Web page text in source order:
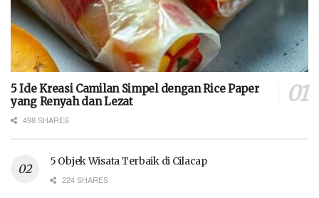
5 Ide Kreasi Camilan Simpel dengan Rice Paper
yang Renyah dan Lezat
498 SHARES
5 Objek Wisata Terbaik di Cilacap
224 SHARES